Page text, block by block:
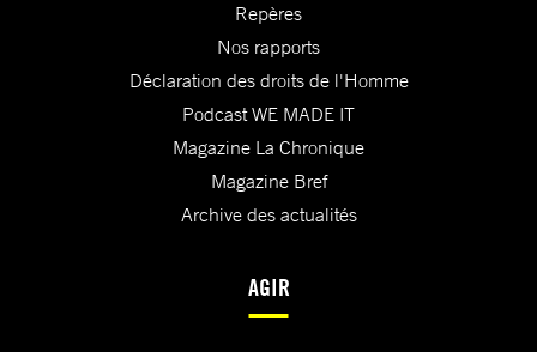
Repères
Nos rapports
Déclaration des droits de l'Homme
Podcast WE MADE IT
Magazine La Chronique
Magazine Bref
Archive des actualités
AGIR